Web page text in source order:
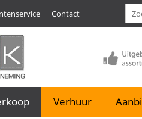
Contact
Verhuur